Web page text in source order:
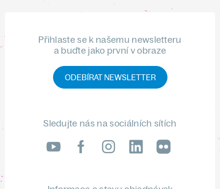
Přihlaste se k našemu newsletteru
a buďte jako první v obraze
ODEBÍRAT NEWSLETTER
Sledujte nás na sociálních sítích
LinkedIn
flickr